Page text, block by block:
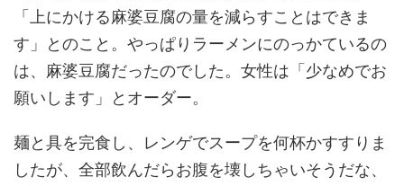
「上にかける麻婆豆腐の量を減らすことはできま
す」とのこと。やっぱりラーメンにのっかているの
は、麻婆豆腐だったのでした。女性は「少なめでお
願いします」とオーダー。
麺と具を完食し、レンゲでスープを何杯かすすりま
したが、全部飲んだらお腹を壊しちゃいそうだな、